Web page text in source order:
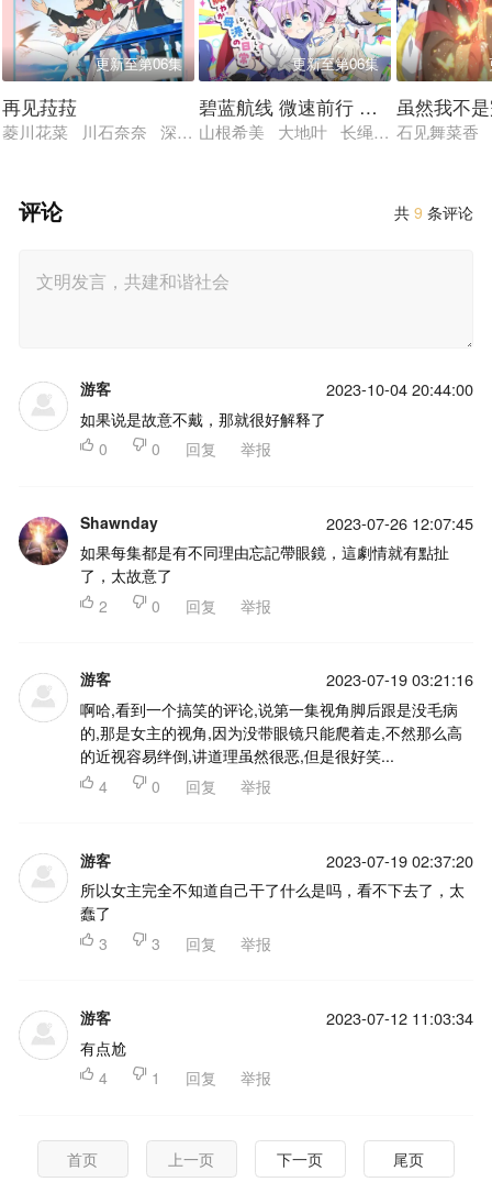
更新至第06集
再见菈菈
菱川花菜 川石奈奈 深见梨加 村濑步 大野智敬
更新至第06集
碧蓝航线 微速前行 第二季
山根希美 大地叶 长绳麻理亚 阿部
虽然我不
石见舞菜香
共9 条评论
评论
游客 2023-10-04 20:44:00
如果说是故意不戴，那就很好解释了
 0  0 回复 举报
Shawnday 2023-07-26 12:07:45
如果每集都是有不同理由忘記帶眼鏡，這劇情就有點扯
了，太故意了
 2  0 回复 举报
游客 2023-07-19 03:21:16
啊哈,看到一个搞笑的评论,说第一集视角脚后跟是没毛病
的,那是女主的视角,因为没带眼镜只能爬着走,不然那么高
的近视容易绊倒,讲道理虽然很恶,但是很好笑...
 4  0 回复 举报
游客 2023-07-19 02:37:20
所以女主完全不知道自己干了什么是吗，看不下去了，太
蠢了
 3  3 回复 举报
游客 2023-07-12 11:03:34
有点尬
 4  1 回复 举报
首页 上一页 下一页 尾页